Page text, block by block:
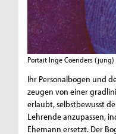
Portait Inge Coenders (jung)
Ihr Personalbogen und
zeugen von einer
erlaubt, selbstbewusst
Lehrende anzupassen,
Ehemann ersetzt. Der